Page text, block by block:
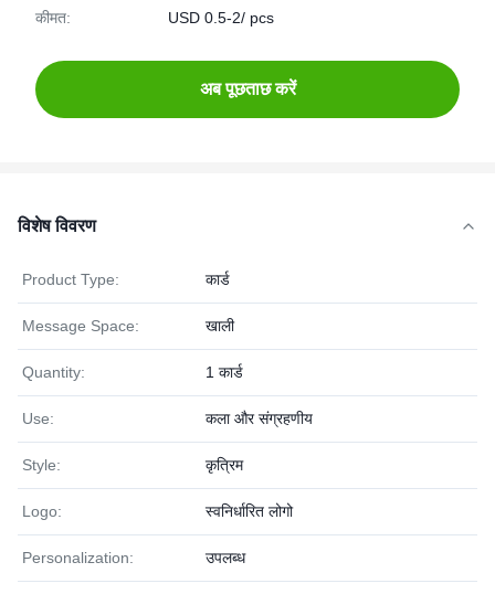
कीमत: USD 0.5-2/ pcs
अब पूछताछ करें
विशेष विवरण
Product Type: कार्ड
Message Space: खाली
Quantity: 1 कार्ड
Use: कला और संग्रहणीय
Style: कृत्रिम
Logo: स्वनिर्धारित लोगो
Personalization: उपलब्ध